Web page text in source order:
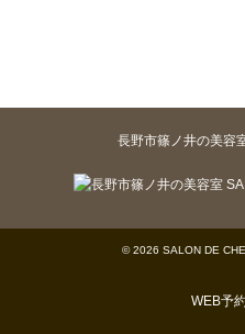
WEB予
長野市篠ノ井の美容
© 2026 SALON DE